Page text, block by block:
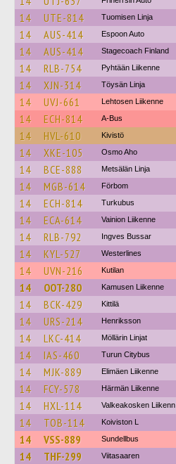
14 UTE-814 Tuomisen Linja
14 AUS-414 Espoon Auto
14 AUS-414 Stagecoach Finland
14 RLB-754 Pyhtään Liikenne
14 XJN-314 Töysän Linja
14 UVJ-661 Lehtosen Liikenne
14 ECH-814 A-Bus
14 HVL-610 Kivistö
14 XKE-105 Osmo Aho
14 BCE-888 Metsälän Linja
14 MGB-614 Förbom
14 ECH-814 Turkubus
14 ECA-614 Vainion Liikenne
14 RLB-792 Ingves Bussar
14 KYL-527 Westerlines
14 UVN-216 Kutilan
14 OOT-280 Kamusen Liikenne
14 BCK-429 Kittilä
14 URS-214 Henriksson
14 LKC-414 Möllärin Linjat
14 IAS-460 Turun Citybus
14 MJK-889 Elimäen Liikenne
14 FCY-578 Härmän Liikenne
14 HXL-114 Valkeakosken Liikenn
14 TOB-114 Koiviston L
14 VSS-889 Sundellbus
14 THF-299 Viitasaaren